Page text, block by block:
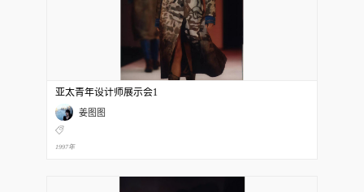
亚太青年设计师展示会1
姜图图
1997年